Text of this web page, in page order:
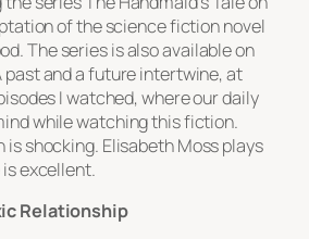
of the science fiction novel
The series is also available on
and a future intertwine, at
I watched, where our daily
while watching this fiction.
shocking. Elisabeth Moss plays
excellent.
Relationship